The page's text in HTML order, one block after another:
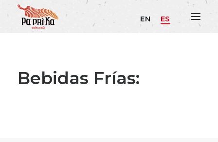
EN ES
Bebidas Frías: